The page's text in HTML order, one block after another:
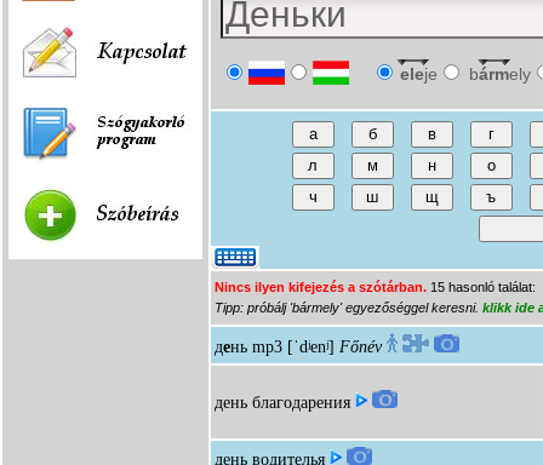
eleje bármely
Nincs ilyen kifejezés a szótárban. 15 hasonló találat:
Tipp: próbálj 'bármely' egyezőséggel keresni. klikk ide
день mp3 [ˈdʲenʲ] Főnév
день благодарения
день водителья